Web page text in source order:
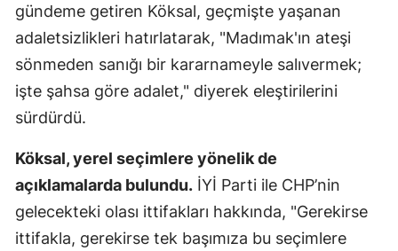
gündeme getiren Köksal, geçmişte yaşanan
adaletsizlikleri hatırlatarak, "Madımak'ın ateşi
sönmeden sanığı bir kararnameyle salıvermek;
işte şahsa göre adalet," diyerek eleştirilerini
sürdürdü.
Köksal, yerel seçimlere yönelik de
açıklamalarda bulundu. İYİ Parti ile CHP’nin
gelecekteki olası ittifakları hakkında, "Gerekirse
ittifakla, gerekirse tek başımıza bu seçimlere